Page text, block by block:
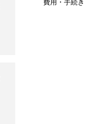
費用・手続き